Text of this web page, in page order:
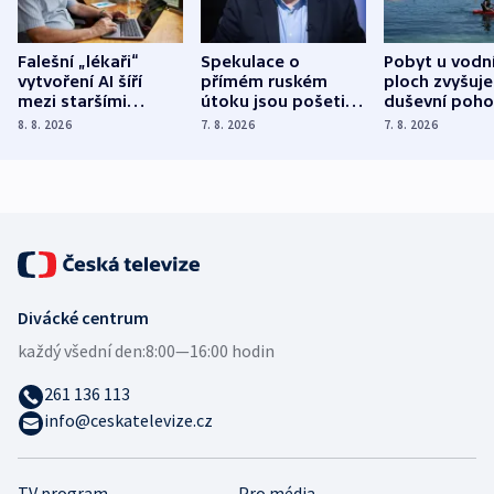
Falešní „lékaři“
vytvoření AI šíří
mezi staršími
Poláky nebezpečné
8. 8. 2026
Spekulace o
přímém ruském
útoku jsou pošetilé,
míní estonský
7. 8. 2026
Pobyt u
ploch zvyšuje
duševní
ukázala
7. 8. 2026
Divácké centrum
každý všední den:8:00—16:00 hodin
261 136 113
info@ceskatelevize.cz